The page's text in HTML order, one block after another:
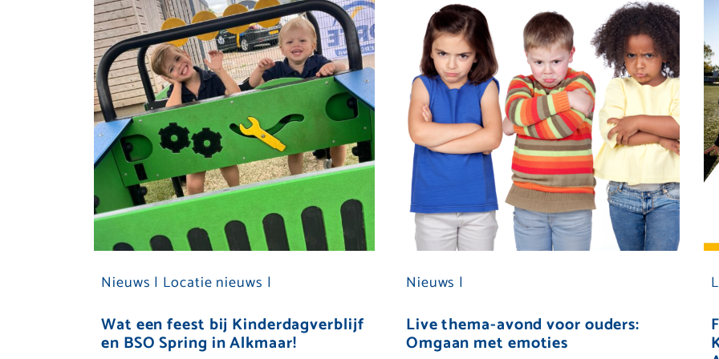
Nieuws | Locatie nieuws |
Wat een feest bij Kinderdagverblijf
en BSO Spring in Alkmaar!
Nieuws |
Live thema-avond voor ouders:
Omgaan met emoties